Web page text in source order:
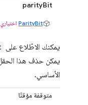
parityBit
ParityBit اختياري
يمكنك الاطّلاع على
يمكن حذف هذا الحقل
الأساسي.
متوقفة مؤقتًا